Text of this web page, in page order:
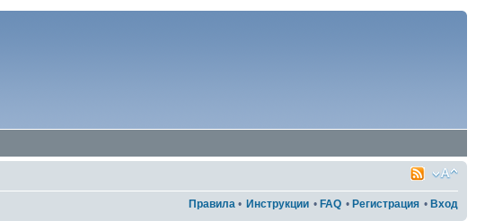
Правила • Инструкции • FAQ • Регистрация • Вход